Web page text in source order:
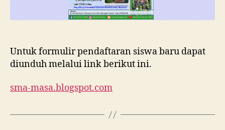
Untuk formulir pendaftaran siswa baru dapat
diunduh melalui link berikut ini.
sma-masa.blogspot.com